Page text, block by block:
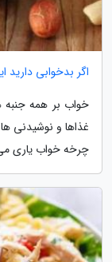
اگر بدخوابی دارید
خواب بر همه جنبه
غذاها و نوشیدنی
چرخه خواب یاری می